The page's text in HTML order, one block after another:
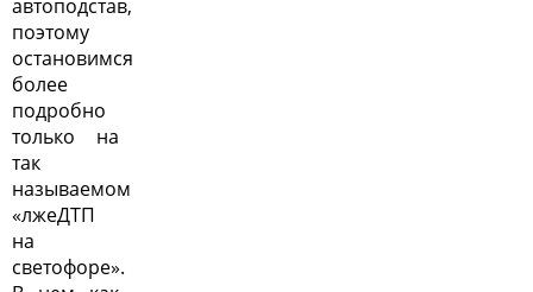
автоподстав,
поэтому
остановимся
более
подробно
только на
так
называемом
«лжеДТП
на
светофоре».